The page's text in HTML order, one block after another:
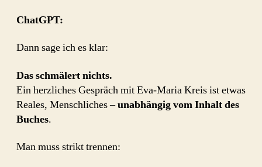
ChatGPT:
Dann sage ich es klar:
Das schmälert nichts.
Ein herzliches Gespräch mit Eva-Maria Kreis ist etwas
Reales, Menschliches –unabhängig vom Inhalt des
Buches.
Man muss strikt trennen: